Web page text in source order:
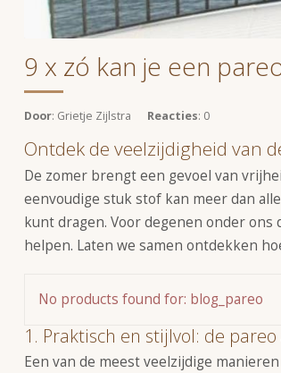
9 x zó kan je een
Door: Grietje Zijlstra Reacties: 0
Ontdek de veelzijdigheid van
De zomer brengt een gevoel van
eenvoudige stuk stof kan meer dan
kunt dragen. Voor degenen onder
helpen. Laten we samen ontdekken
No products found for: blog_pareo
1. Praktisch en stijlvol: de
Een van de meest veelzijdige